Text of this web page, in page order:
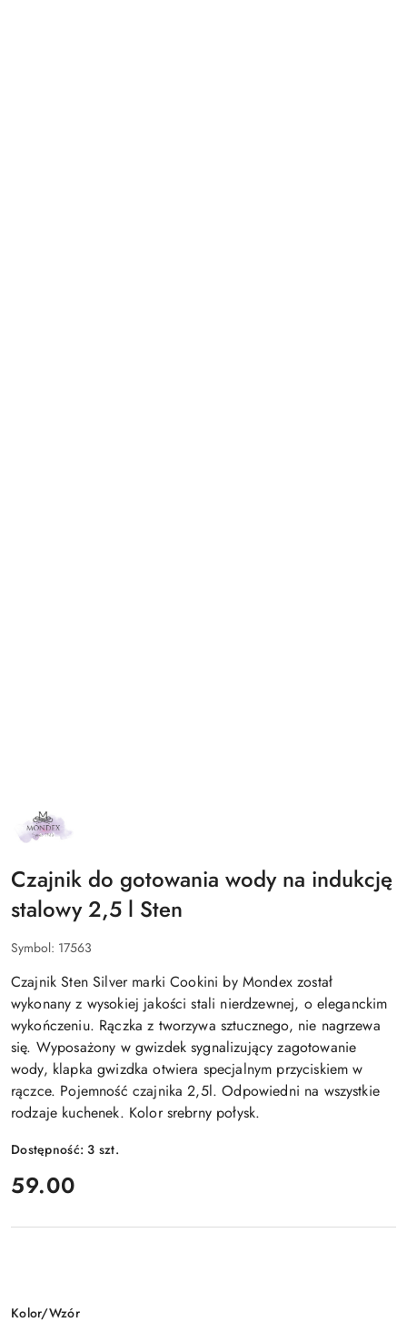
NAZWA
PRODUCENTA:
MONDEX
Czajnik do gotowania wody na indukcję
stalowy 2,5 l Sten
Symbol: 17563
Czajnik Sten Silver marki Cookini by Mondex został
wykonany z wysokiej jakości stali nierdzewnej, o eleganckim
wykończeniu. Rączka z tworzywa sztucznego, nie nagrzewa
się. Wyposażony w gwizdek sygnalizujący zagotowanie
wody, klapka gwizdka otwiera specjalnym przyciskiem w
rączce. Pojemność czajnika 2,5l. Odpowiedni na wszystkie
rodzaje kuchenek. Kolor srebrny połysk.
Dostępność:3 szt.
cena:
59.00
Wariant
Kolor/Wzór